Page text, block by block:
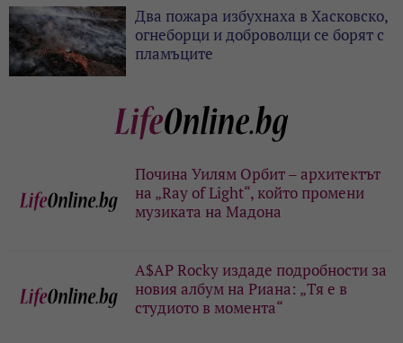
Два пожара избухнаха в Хасковско,
огнеборци и доброволци се борят с
пламъците
Почина Уилям Орбит – архитектът
на „Ray of Light“, който промени
музиката на Мадона
A$AP Rocky издаде подробности за
новия албум на Риана: „Тя е в
студиото в момента“